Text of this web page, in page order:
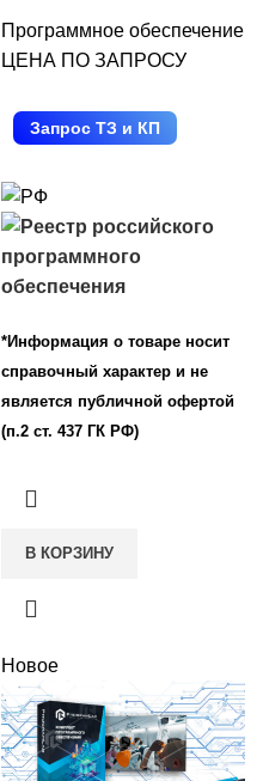
Программное обеспечение
ЦЕНА ПО ЗАПРОСУ
Запрос ТЗ и КП
*Информация о товаре носит
справочный характер и не
является публичной офертой
(п.2 ст. 437 ГК РФ)
В КОРЗИНУ
Новое